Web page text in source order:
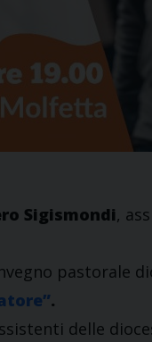
Sigismondi,
pastorale
.
delle